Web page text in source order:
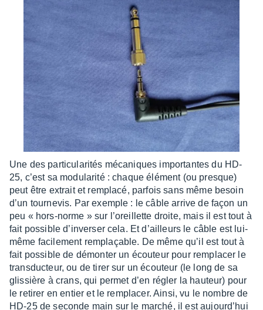
Une des parti­cu­la­ri­tés méca­niques impor­tantes du HD-
25, c’est sa modu­la­rité : chaque élément (ou presque)
peut être extrait et remplacé, parfois sans même besoin
d’un tour­ne­vis. Par exemple : le câble arrive de façon un
peu « hors-norme » sur l’oreillette droite, mais il est tout à
fait possible d’in­ver­ser cela. Et d’ailleurs le câble est lui-
même faci­le­ment remplaçable. De même qu’il est tout à
fait possible de démon­ter un écou­teur pour rempla­cer le
trans­duc­teur, ou de tirer sur un écou­teur (le long de sa
glis­sière à crans, qui permet d’en régler la hauteur) pour
le reti­rer en entier et le rempla­cer. Ainsi, vu le nombre de
HD-25 de seconde main sur le marché, il est aujour­d’hui